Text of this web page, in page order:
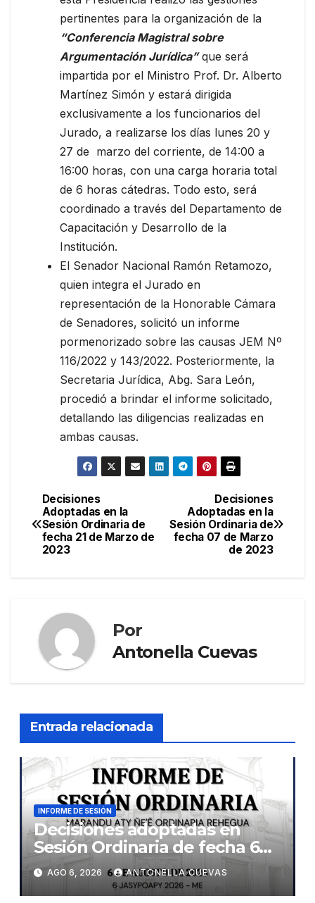
pertinentes para la organización de la
“Conferencia Magistral sobre
Argumentación Jurídica”que será
impartida por el Ministro Prof. Dr. Alberto
Martínez Simón y estará dirigida
exclusivamente a los funcionarios del
Jurado, a realizarse los días lunes 20 y
27 de marzo del corriente, de 14:00 a
16:00 horas, con una carga horaria total
de 6 horas cátedras. Todo esto, será
coordinado a través del Departamento de
Capacitación y Desarrollo de la
Institución.
El Senador Nacional Ramón Retamozo,
quien integra el Jurado en
representación de la Honorable Cámara
de Senadores, solicitó un informe
pormenorizado sobre las causas JEM Nº
116/2022 y 143/2022. Posteriormente, la
Secretaria Jurídica, Abg. Sara León,
procedió a brindar el informe solicitado,
detallando las diligencias realizadas en
ambas causas.
Navegación
de
Decisiones
Adoptadas en la
Sesión Ordinaria de
fecha 07 de Marzo
de 2023
Decisiones
Adoptadas en la
Sesión Ordinaria de
fecha 21 de Marzo de
2023
Por
Antonella Cuevas
Entrada relacionada
INFORME DE SESIÓN
Decisiones adoptadas en
Sesión Ordinaria de fecha 6
de agosto de 2026
AGO 6, 2026 ANTONELLA CUEVAS